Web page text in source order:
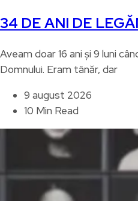
34 DE ANI DE
Aveam doar 16 ani și 9 luni
Domnului. Eram tânăr, dar
9 august 2026
10 Min Read